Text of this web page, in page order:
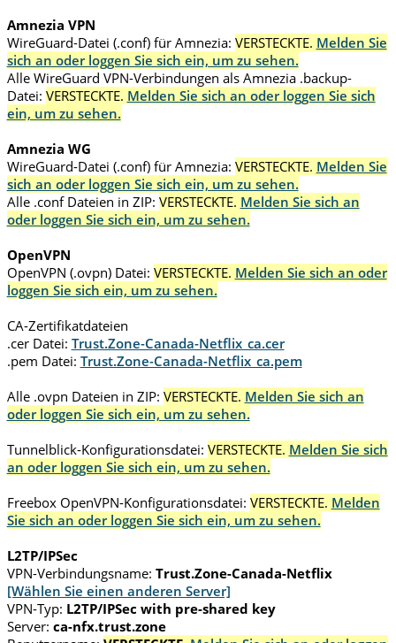
Amnezia VPN
WireGuard-Datei (.conf) für Amnezia: VERSTECKTE. Melden Sie
sich an oder loggen Sie sich ein, um zu sehen.
Alle WireGuard VPN-Verbindungen als Amnezia .backup-
Datei: VERSTECKTE. Melden Sie sich an oder loggen Sie sich
ein, um zu sehen.
Amnezia WG
WireGuard-Datei (.conf) für Amnezia: VERSTECKTE. Melden Sie
sich an oder loggen Sie sich ein, um zu sehen.
Alle .conf Dateien in ZIP: VERSTECKTE. Melden Sie sich an
oder loggen Sie sich ein, um zu sehen.
OpenVPN
OpenVPN (.ovpn) Datei: VERSTECKTE. Melden Sie sich an oder
loggen Sie sich ein, um zu sehen.
CA-Zertifikatdateien
.cer Datei: Trust.Zone-Canada-Netflix_ca.cer
.pem Datei: Trust.Zone-Canada-Netflix_ca.pem
Alle .ovpn Dateien in ZIP: VERSTECKTE. Melden Sie sich an
oder loggen Sie sich ein, um zu sehen.
Tunnelblick-Konfigurationsdatei: VERSTECKTE. Melden Sie sich
an oder loggen Sie sich ein, um zu sehen.
Freebox OpenVPN-Konfigurationsdatei: VERSTECKTE. Melden
Sie sich an oder loggen Sie sich ein, um zu sehen.
L2TP/IPSec
VPN-Verbindungsname: Trust.Zone-Canada-Netflix
[Wählen Sie einen anderen Server]
VPN-Typ: L2TP/IPSec with pre-shared key
Server: ca-nfx.trust.zone